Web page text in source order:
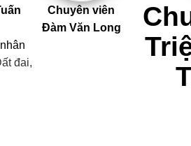
đai,
Chuyên viên
Đàm Văn Long